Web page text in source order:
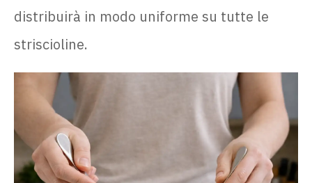
distribuirà in modo uniforme su tutte le
striscioline.